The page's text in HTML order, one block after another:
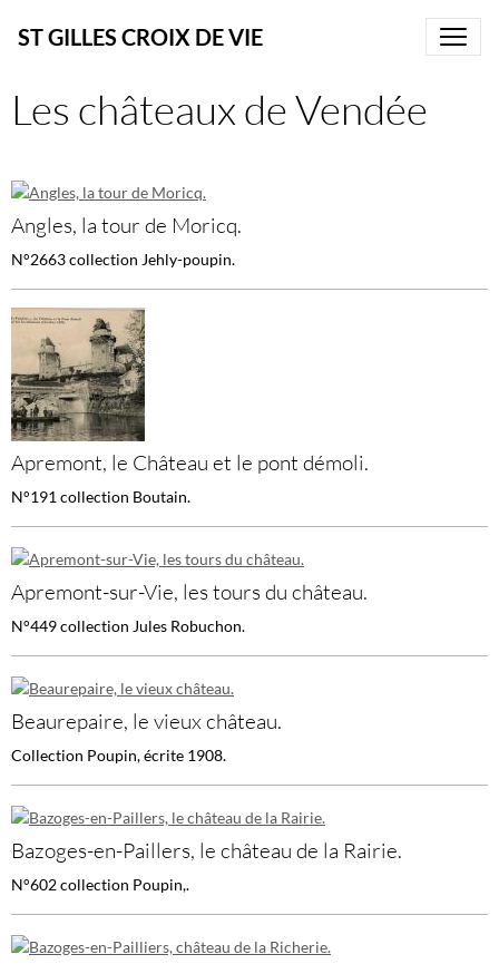
ST GILLES CROIX DE VIE
Les châteaux de Vendée
Angles, la tour de Moricq.
N°2663 collection Jehly-poupin.
Apremont, le Château et le pont démoli.
N°191 collection Boutain.
Apremont-sur-Vie, les tours du château.
N°449 collection Jules Robuchon.
Beaurepaire, le vieux château.
Collection Poupin, écrite 1908.
Bazoges-en-Paillers, le château de la Rairie.
N°602 collection Poupin,.